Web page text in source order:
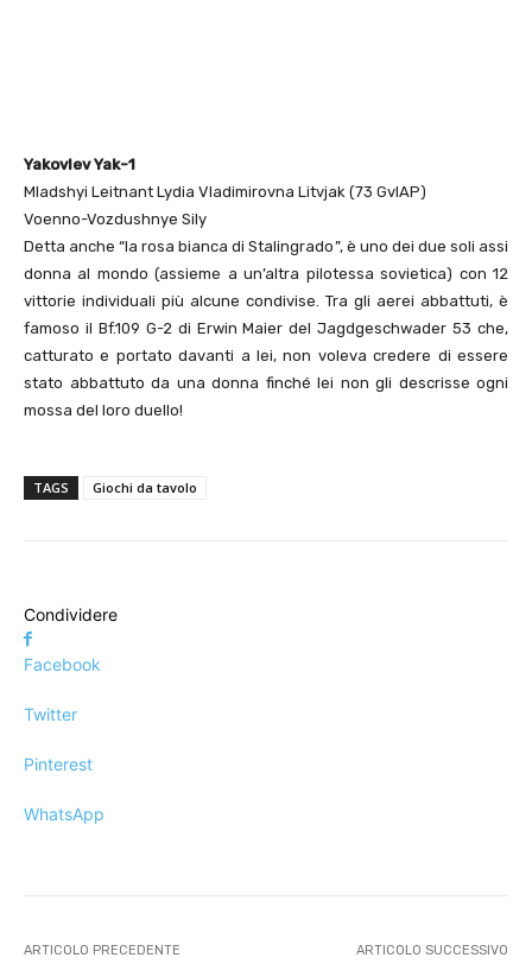
Yakovlev Yak-1
Mladshyi Leitnant Lydia Vladimirovna Litvjak (73 GvIAP)
Voenno-Vozdushnye Sily
Detta anche “la rosa bianca di Stalingrado”, è uno dei due soli assi
donna al mondo (assieme a un’altra pilotessa sovietica) con 12
vittorie individuali più alcune condivise. Tra gli aerei abbattuti, è
famoso il Bf.109 G-2 di Erwin Maier del Jagdgeschwader 53 che,
catturato e portato davanti a lei, non voleva credere di essere
stato abbattuto da una donna finché lei non gli descrisse ogni
mossa del loro duello!
TAGS Giochi da tavolo
Condividere
Facebook
Twitter
Pinterest
WhatsApp
ARTICOLO PRECEDENTE ARTICOLO SUCCESSIVO